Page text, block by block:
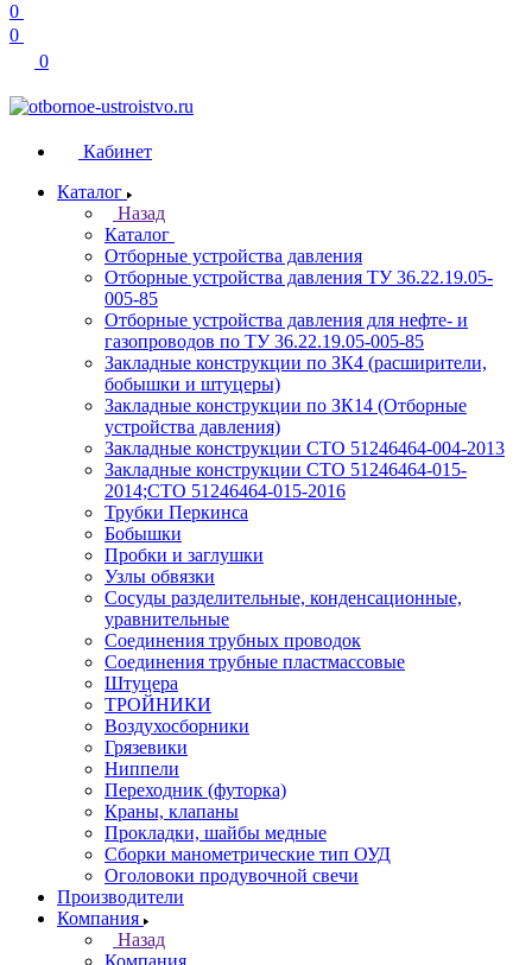
0
0
0
Кабинет
Каталог
Назад
Каталог
Отборные устройства давления
Отборные устройства давления ТУ 36.22.19.05-
005-85
Отборные устройства давления для нефте- и
газопроводов по ТУ 36.22.19.05-005-85
Закладные конструкции по ЗК4 (расширители,
бобышки и штуцеры)
Закладные конструкции по ЗК14 (Отборные
устройства давления)
Закладные конструкции СТО 51246464-004-2013
Закладные конструкции СТО 51246464-015-
2014;СТО 51246464-015-2016
Трубки Перкинса
Бобышки
Пробки и заглушки
Узлы обвязки
Сосуды разделительные, конденсационные,
уравнительные
Соединения трубных проводок
Соединения трубные пластмассовые
Штуцера
ТРОЙНИКИ
Воздухосборники
Грязевики
Ниппели
Переходник (футорка)
Краны, клапаны
Прокладки, шайбы медные
Сборки манометрические тип ОУД
Оголовоки продувочной свечи
Производители
Компания
Назад
Компания